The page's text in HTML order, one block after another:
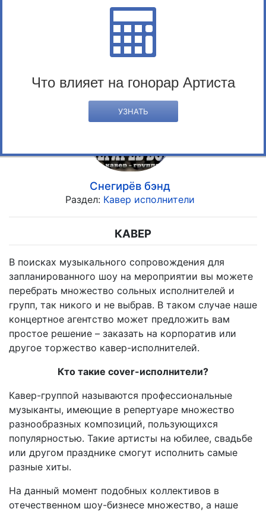
Таки Да
Снегирёв бэнд
Раздел: Кавер исполнители
КАВЕР
В поисках музыкального сопровождения для
запланированного шоу на мероприятии вы можете
перебрать множество сольных исполнителей и
групп, так никого и не выбрав. В таком случае наше
концертное агентство может предложить вам
простое решение – заказать на корпоратив или
другое торжество кавер-исполнителей.
Кто такие cover-исполнители?
Кавер-группой называются профессиональные
музыканты, имеющие в репертуаре множество
разнообразных композиций, пользующихся
популярностью. Такие артисты на юбилее, свадьбе
или другом празднике смогут исполнить самые
разные хиты.
На данный момент подобных коллективов в
отечественном шоу-бизнесе множество, а наше
Что влияет на гонорар Артиста
УЗНАТЬ